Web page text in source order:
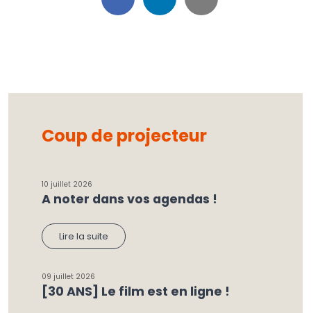
Coup de projecteur
10 juillet 2026
A noter dans vos agendas !
Lire la suite
09 juillet 2026
[30 ANS] Le film est en ligne !